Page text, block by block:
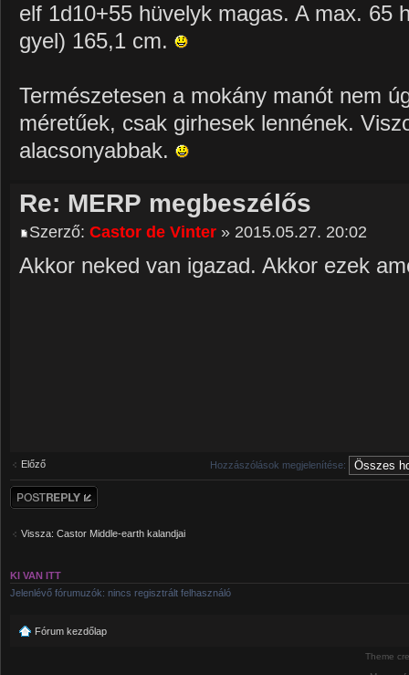
elf 1d10+55 hüvelyk magas. A max. 65
gyel) 165,1 cm.
Természetesen a mokány manót nem
méretűek, csak girhesek lennének.
alacsonyabbak.
Re: MERP megbeszélős
Szerző: Castor de Vinter » 2015.05.27. 20:02
Akkor neked van igazad. Akkor ezek
Előző Hozzászólások megjelenítése:
Hozzászólás
küldése
Vissza: Castor Middle-earth kalandjai
KI VAN ITT
Jelenlévő fórumuzók: nincs regisztrált felhasználó
Fórum kezdőlap
Theme